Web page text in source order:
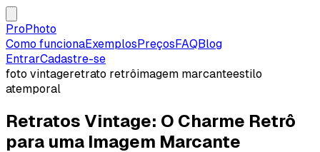
ProPhoto
Como funcionaExemplosPreçosFAQBlog
EntrarCadastre-se
foto vintageretrato retrôimagem marcanteestilo
atemporal
Retratos Vintage: O Charme Retrô
para uma Imagem Marcante